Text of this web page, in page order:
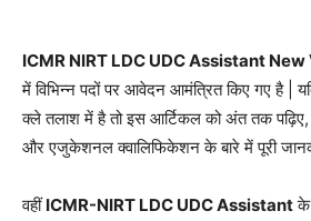
ICMR NIRT LDC UDC Assistant
में विभिन्न पदों पर आवेदन आमंत्रित किए गए है |
क्ले तलाश में है तो इस आर्टिकल को अंत तक
और एजुकेशनल क्वालिफिकेशन के बारे में पूरी
वहींICMR-NIRT LDC UDC Assistantके